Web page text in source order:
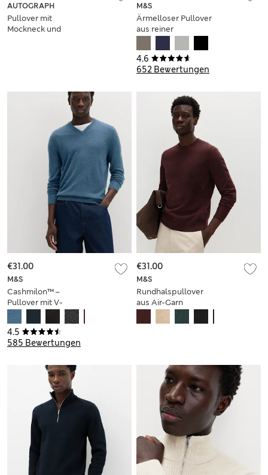
AUTOGRAPH
Pullover mit
Mockneck und
4.6
652 Bewertungen
M&S
Ärmelloser Pullover
aus reiner
4.5
585 Bewertungen
M&S
Cashmilon™ –
Pullover mit V-
Ausschnitt
€31.00
M&S
Rundhalspullover
aus Air-Garn
€31.00